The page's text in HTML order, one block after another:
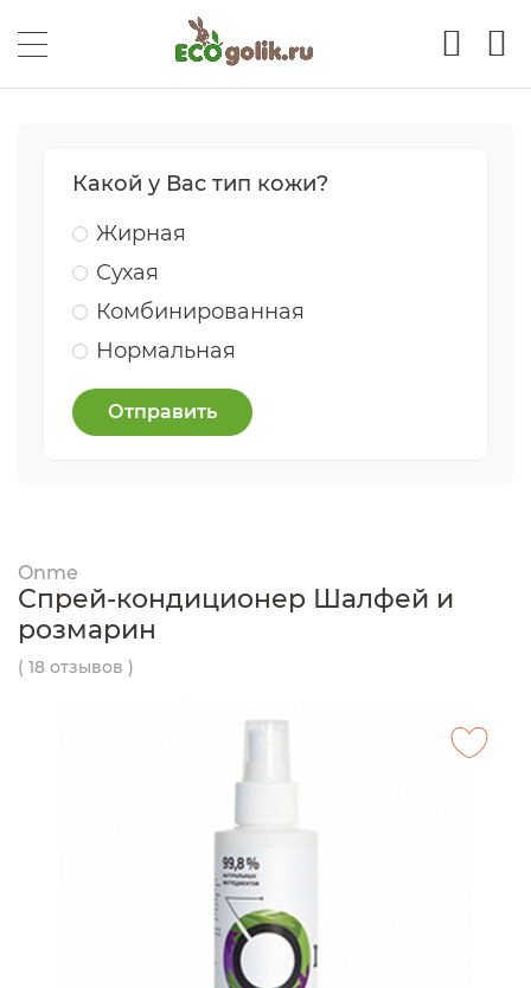
Какой у Вас тип кожи?
Жирная
Сухая
Комбинированная
Нормальная
Отправить
Onme
Спрей-кондиционер Шалфей и
розмарин
( 18 отзывов )